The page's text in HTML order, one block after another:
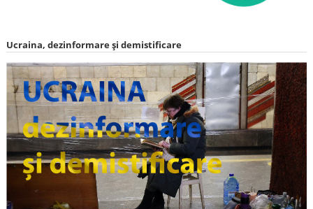
Ucraina, dezinformare și demistificare